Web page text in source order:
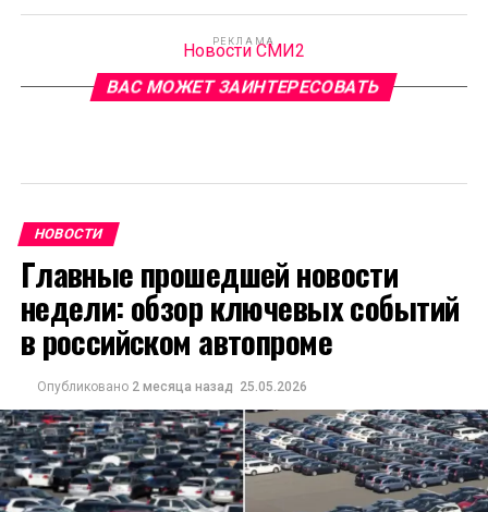
РЕКЛАМА
Новости СМИ2
ВАС МОЖЕТ ЗАИНТЕРЕСОВАТЬ
НОВОСТИ
Главные прошедшей новости
недели: обзор ключевых событий
в российском автопроме
Опубликовано 2 месяца назад 25.05.2026